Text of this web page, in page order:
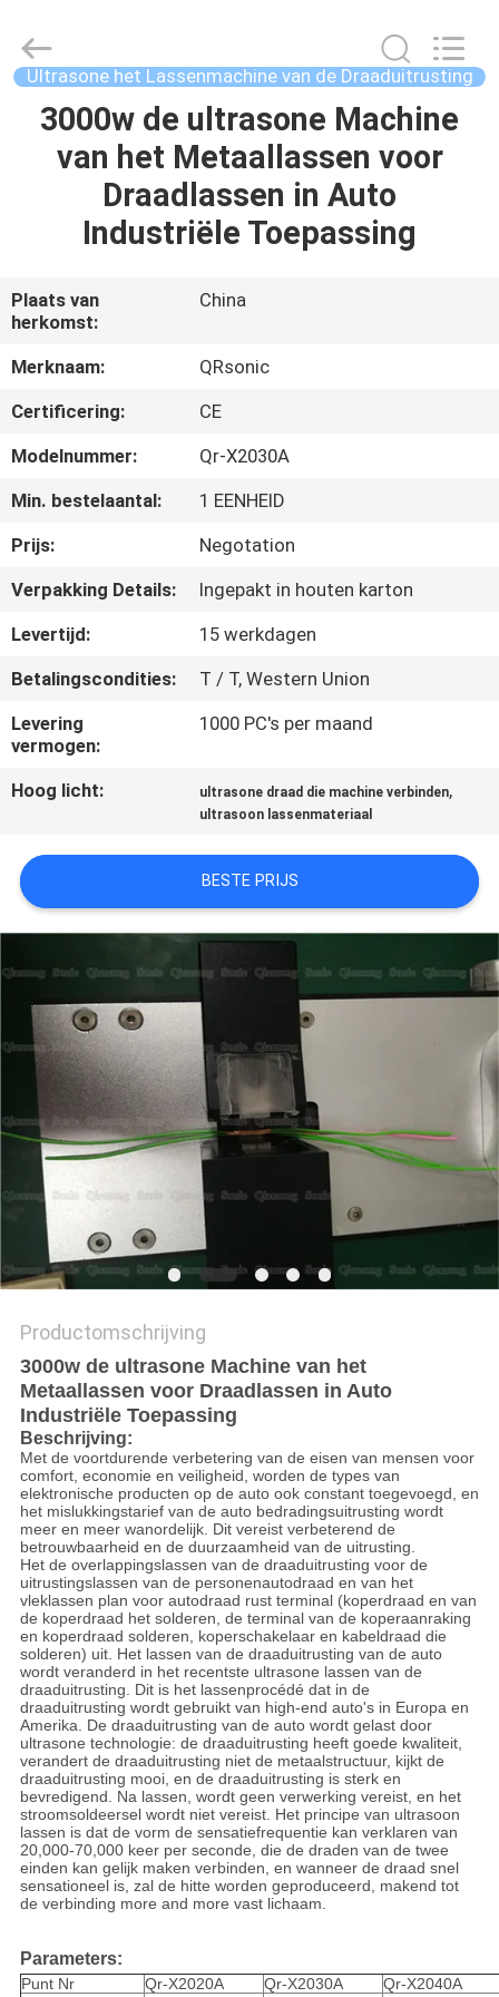
THUIS
PRODUCTEN
ONS
FABRIEKSTOCHT
KWALITEITSCONTROLE
NEEM
CONTACT
MET
ONS
OP
NIEUWS
GEVALLEN
AANVRAGEN
SITEMAP
PRIVACYBELEID
Equipment
Co.,Ltd.
RightsUltrasone het Lassenmachine van de Draaduitrusting
3000w de ultrasone Machine
van het Metaallassen voor
Draadlassen in Auto
Industriële Toepassing
Plaats van
herkomst:
China
Merknaam:
QRsonic
Certificering:
CE
Modelnummer:
Qr-X2030A
Min. bestelaantal:
1 EENHEID
Prijs:
Negotation
Verpakking Details:
Ingepakt in houten karton
Levertijd:
15 werkdagen
Betalingscondities:
T / T, Western Union
Levering
vermogen:
1000 PC's per maand
Hoog licht: ultrasone draad die machine verbinden,
ultrasoon lassenmateriaal
BESTE PRIJS
Productomschrijving
3000w de ultrasone Machine van het
Metaallassen voor Draadlassen in Auto
Industriële Toepassing
Beschrijving:
Met de voortdurende verbetering van de eisen van mensen voor
comfort, economie en veiligheid, worden de types van
elektronische producten op de auto ook constant toegevoegd, en
het mislukkingstarief van de auto bedradingsuitrusting wordt
meer en meer wanordelijk. Dit vereist verbeterend de
betrouwbaarheid en de duurzaamheid van de uitrusting.
Het de overlappingslassen van de draaduitrusting voor de
uitrustingslassen van de personenautodraad en van het
vleklassen plan voor autodraad rust terminal (koperdraad en van
de koperdraad het solderen, de terminal van de koperaanraking
en koperdraad solderen, koperschakelaar en kabeldraad die
solderen) uit. Het lassen van de draaduitrusting van de auto
wordt veranderd in het recentste ultrasone lassen van de
draaduitrusting. Dit is het lassenprocédé dat in de
draaduitrusting wordt gebruikt van high-end auto's in Europa en
Amerika. De draaduitrusting van de auto wordt gelast door
ultrasone technologie: de draaduitrusting heeft goede kwaliteit,
verandert de draaduitrusting niet de metaalstructuur, kijkt de
draaduitrusting mooi, en de draaduitrusting is sterk en
bevredigend. Na lassen, wordt geen verwerking vereist, en het
stroomsoldeersel wordt niet vereist. Het principe van ultrasoon
lassen is dat de vorm de sensatiefrequentie kan verklaren van
20,000-70,000 keer per seconde, die de draden van de twee
einden kan gelijk maken verbinden, en wanneer de draad snel
sensationeel is, zal de hitte worden geproduceerd, makend tot
de verbinding more and more vast lichaam.
Parameters:
Punt Nr Qr-X2020A Qr-X2030A
Qr-X2040A